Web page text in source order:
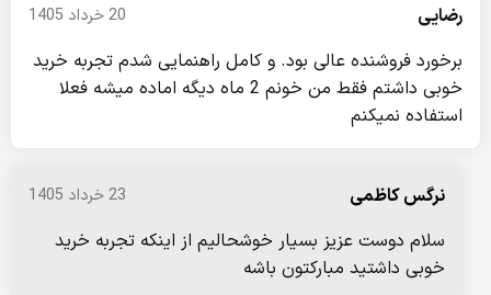
رضایی 20 خرداد 1405
برخورد فروشنده عالی بود. و کامل راهنمایی شدم تجربه خرید
خوبی داشتم فقط من خونم 2 ماه دیگه اماده میشه فعلا
استفاده نمیکنم
نرگس کاظمی 23 خرداد 1405
سلام دوست عزیز بسیار خوشحالیم از اینکه تجربه خرید
خوبی داشتید مبارکتون باشه